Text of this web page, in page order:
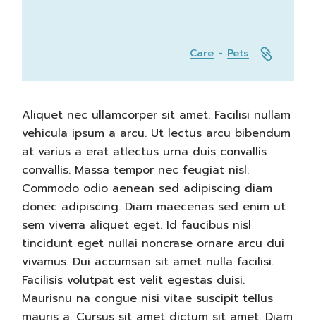
Care Pets
Aliquet nec ullamcorper sit amet. Facilisi nullam
vehicula ipsum a arcu. Ut lectus arcu bibendum
at varius a erat atlectus urna duis convallis
convallis. Massa tempor nec feugiat nisl.
Commodo odio aenean sed adipiscing diam
donec adipiscing. Diam maecenas sed enim ut
sem viverra aliquet eget. Id faucibus nisl
tincidunt eget nullai noncrase ornare arcu dui
vivamus. Dui accumsan sit amet nulla facilisi.
Facilisis volutpat est velit egestas duisi.
Maurisnu na congue nisi vitae suscipit tellus
mauris a. Cursus sit amet dictum sit amet. Diam